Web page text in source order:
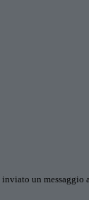
inviato un